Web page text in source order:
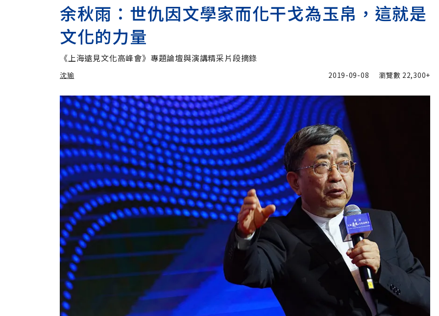
余秋雨：世仇因文學家而化干戈為玉帛，這就是
文化的力量
《上海遠見文化高峰會》專題論壇與演講精采片段摘錄
沈瑜
沈瑜 加入追蹤
2019-09-08 瀏覽數 22,300+